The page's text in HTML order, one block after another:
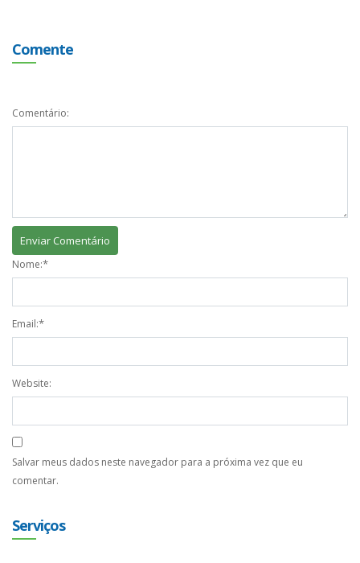
Comente
Comentário:
Nome:*
Email:*
Website:
Salvar meus dados neste navegador para a próxima vez que eu
comentar.
Serviços